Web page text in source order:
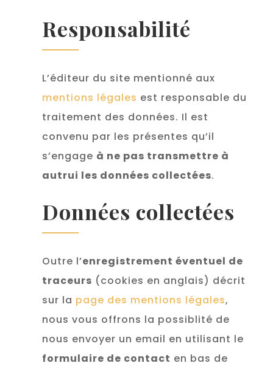
Responsabilité
L’éditeur du site mentionné aux
mentions légales est responsable du
traitement des données. Il est
convenu par les présentes qu’il
s’engage à ne pas transmettre à
autrui les données collectées.
Données collectées
Outre l’enregistrement éventuel de
traceurs (cookies en anglais) décrit
sur la page des mentions légales,
nous vous offrons la possiblité de
nous envoyer un email en utilisant le
formulaire de contact en bas de